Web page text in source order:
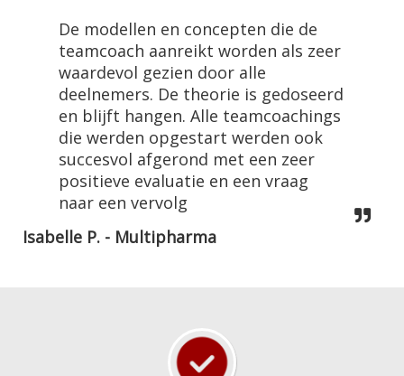
De modellen en concepten die de
teamcoach aanreikt worden als zeer
waardevol gezien door alle
deelnemers. De theorie is gedoseerd
en blijft hangen. Alle teamcoachings
die werden opgestart werden ook
succesvol afgerond met een zeer
positieve evaluatie en een vraag
naar een vervolg
Isabelle P. - Multipharma